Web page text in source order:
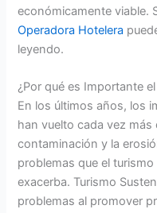
económicamente viable.
Operadora Hotelera
leyendo.
¿Por qué es Importante
En los últimos años, los
han vuelto cada vez más
contaminación y la
problemas que el
exacerba. Turismo
problemas al promover